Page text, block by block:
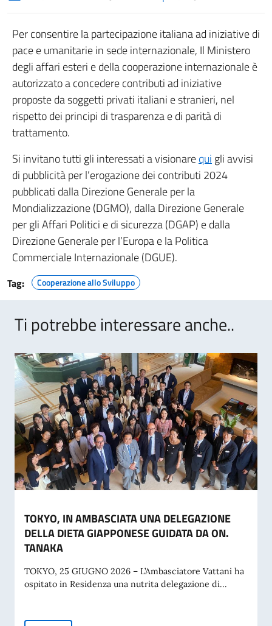
Per consentire la partecipazione italiana ad iniziative di
pace e umanitarie in sede internazionale, Il Ministero
degli affari esteri e della cooperazione internazionale è
autorizzato a concedere contributi ad iniziative
proposte da soggetti privati italiani e stranieri, nel
rispetto dei principi di trasparenza e di parità di
trattamento.
Si invitano tutti gli interessati a visionarequi gli avvisi
di pubblicità per l’erogazione dei contributi 2024
pubblicati dalla Direzione Generale per la
Mondializzazione (DGMO), dalla Direzione Generale
per gli Affari Politici e di sicurezza (DGAP) e dalla
Direzione Generale per l’Europa e la Politica
Commerciale Internazionale (DGUE).
Tag: Cooperazione allo Sviluppo
Ti potrebbe interessare anche..
TOKYO, IN AMBASCIATA UNA DELEGAZIONE
DELLA DIETA GIAPPONESE GUIDATA DA ON.
TANAKA
TOKYO, 25 GIUGNO 2026 – L’Ambasciatore Vattani ha
ospitato in Residenza una nutrita delegazione di...